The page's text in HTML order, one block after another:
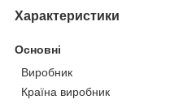
Характеристики
Основні
Виробник
Країна виробник